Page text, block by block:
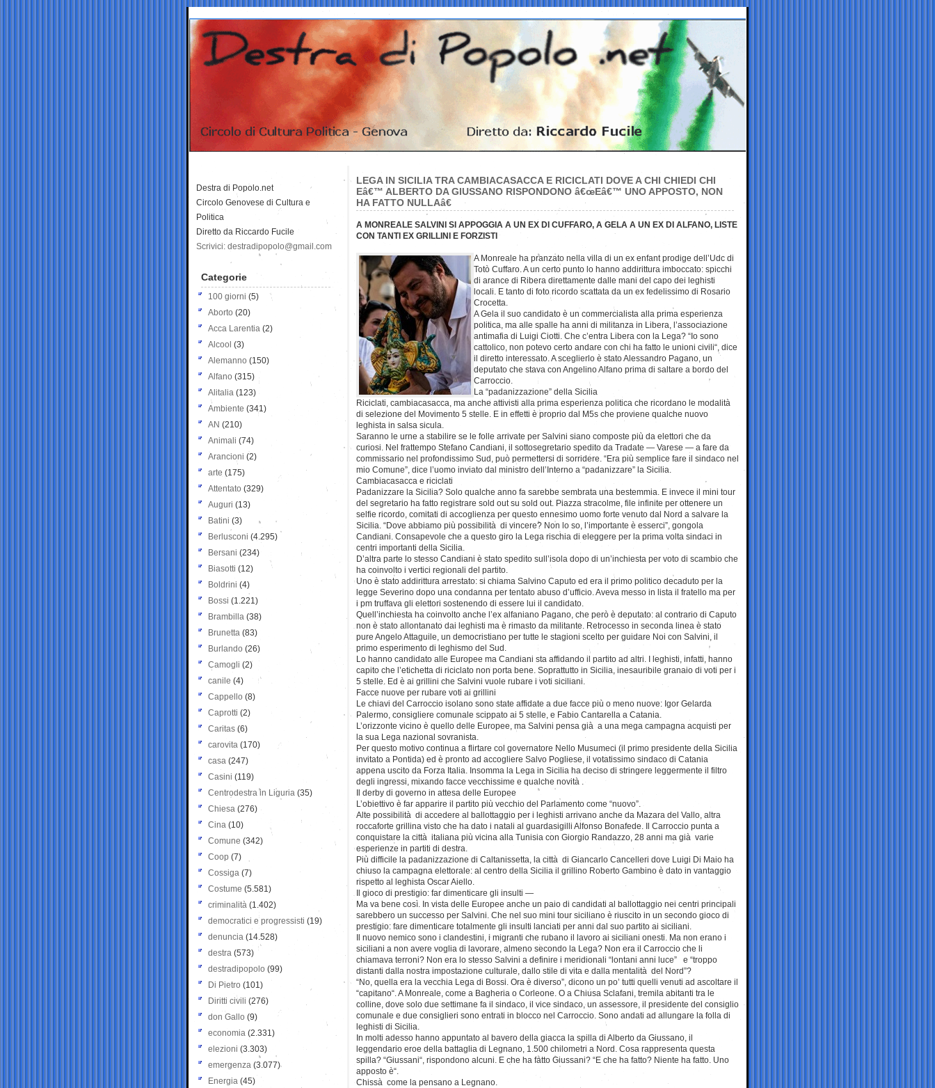
LEGA IN SICILIA TRA CAMBIACASACCA E RICICLATI DOVE A CHI CHIEDI CHI
Eâ€™ ALBERTO DA GIUSSANO RISPONDONO â€œEâ€™ UNO APPOSTO, NON
HA FATTO NULLAâ€
A MONREALE SALVINI SI APPOGGIA A UN EX DI CUFFARO, A GELA A UN EX DI ALFANO, LISTE
CON TANTI EX GRILLINI E FORZISTI
A Monreale ha pranzato nella villa di un ex enfant prodige dell’Udc di
Totò Cuffaro. A un certo punto lo hanno addirittura imboccato: spicchi
di arance di Ribera direttamente dalle mani del capo dei leghisti
locali. E tanto di foto ricordo scattata da un ex fedelissimo di Rosario
Crocetta.
A Gela il suo candidato è un commercialista alla prima esperienza
politica, ma alle spalle ha anni di militanza in Libera, l’associazione
antimafia di Luigi Ciotti. Che c’entra Libera con la Lega? “Io sono
cattolico, non potevo certo andare con chi ha fatto le unioni civili“, dice
il diretto interessato. A sceglierlo è stato Alessandro Pagano, un
deputato che stava con Angelino Alfano prima di saltare a bordo del
Carroccio.
La “padanizzazione” della Sicilia
Riciclati, cambiacasacca, ma anche attivisti alla prima esperienza politica che ricordano le modalità
di selezione del Movimento 5 stelle. E in effetti è proprio dal M5s che proviene qualche nuovo
leghista in salsa sicula.
Saranno le urne a stabilire se le folle arrivate per Salvini siano composte più da elettori che da
curiosi. Nel frattempo Stefano Candiani, il sottosegretario spedito da Tradate — Varese — a fare da
commissario nel profondissimo Sud, può permettersi di sorridere. “Era più semplice fare il sindaco nel
mio Comune”, dice l’uomo inviato dal ministro dell’Interno a “padanizzare” la Sicilia.
Cambiacasacca e riciclati
Padanizzare la Sicilia? Solo qualche anno fa sarebbe sembrata una bestemmia. E invece il mini tour
del segretario ha fatto registrare sold out su sold out. Piazza stracolme, file infinite per ottenere un
selfie ricordo, comitati di accoglienza per questo ennesimo uomo forte venuto dal Nord a salvare la
Sicilia. “Dove abbiamo più possibilità di vincere? Non lo so, l’importante è esserci”, gongola
Candiani. Consapevole che a questo giro la Lega rischia di eleggere per la prima volta sindaci in
centri importanti della Sicilia.
D’altra parte lo stesso Candiani è stato spedito sull’isola dopo di un’inchiesta per voto di scambio che
ha coinvolto i vertici regionali del partito.
Uno è stato addirittura arrestato: si chiama Salvino Caputo ed era il primo politico decaduto per la
legge Severino dopo una condanna per tentato abuso d’ufficio. Aveva messo in lista il fratello ma per
i pm truffava gli elettori sostenendo di essere lui il candidato.
Quell’inchiesta ha coinvolto anche l’ex alfaniano Pagano, che però è deputato: al contrario di Caputo
non è stato allontanato dai leghisti ma è rimasto da militante. Retrocesso in seconda linea è stato
pure Angelo Attaguile, un democristiano per tutte le stagioni scelto per guidare Noi con Salvini, il
primo esperimento di leghismo del Sud.
Lo hanno candidato alle Europee ma Candiani sta affidando il partito ad altri. I leghisti, infatti, hanno
capito che l’etichetta di riciclato non porta bene. Soprattutto in Sicilia, inesauribile granaio di voti per i
5 stelle. Ed è ai grillini che Salvini vuole rubare i voti siciliani.
Facce nuove per rubare voti ai grillini
Le chiavi del Carroccio isolano sono state affidate a due facce più o meno nuove: Igor Gelarda
Palermo, consigliere comunale scippato ai 5 stelle, e Fabio Cantarella a Catania.
L’orizzonte vicino è quello delle Europee, ma Salvini pensa già a una mega campagna acquisti per
la sua Lega nazional sovranista.
Per questo motivo continua a flirtare col governatore Nello Musumeci (il primo presidente della Sicilia
invitato a Pontida) ed è pronto ad accogliere Salvo Pogliese, il votatissimo sindaco di Catania
appena uscito da Forza Italia. Insomma la Lega in Sicilia ha deciso di stringere leggermente il filtro
degli ingressi, mixando facce vecchissime e qualche novità .
Il derby di governo in attesa delle Europee
L’obiettivo è far apparire il partito più vecchio del Parlamento come “nuovo”.
Alte possibilità di accedere al ballottaggio per i leghisti arrivano anche da Mazara del Vallo, altra
roccaforte grillina visto che ha dato i natali al guardasigilli Alfonso Bonafede. Il Carroccio punta a
conquistare la città italiana più vicina alla Tunisia con Giorgio Randazzo, 28 anni ma già varie
esperienze in partiti di destra.
Più difficile la padanizzazione di Caltanissetta, la città di Giancarlo Cancelleri dove Luigi Di Maio ha
chiuso la campagna elettorale: al centro della Sicilia il grillino Roberto Gambino è dato in vantaggio
rispetto al leghista Oscar Aiello.
Il gioco di prestigio: far dimenticare gli insulti —
Ma va bene così. In vista delle Europee anche un paio di candidati al ballottaggio nei centri principali
sarebbero un successo per Salvini. Che nel suo mini tour siciliano è riuscito in un secondo gioco di
prestigio: fare dimenticare totalmente gli insulti lanciati per anni dal suo partito ai siciliani.
Il nuovo nemico sono i clandestini, i migranti che rubano il lavoro ai siciliani onesti. Ma non erano i
siciliani a non avere voglia di lavorare, almeno secondo la Lega? Non era il Carroccio che li
chiamava terroni? Non era lo stesso Salvini a definire i meridionali “lontani anni luce” e “troppo
distanti dalla nostra impostazione culturale, dallo stile di vita e dalla mentalità del Nord”?
“No, quella era la vecchia Lega di Bossi. Ora è diverso”, dicono un po’ tutti quelli venuti ad ascoltare il
“capitano“. A Monreale, come a Bagheria o Corleone. O a Chiusa Sclafani, tremila abitanti tra le
colline, dove solo due settimane fa il sindaco, il vice sindaco, un assessore, il presidente del consiglio
comunale e due consiglieri sono entrati in blocco nel Carroccio. Sono andati ad allungare la folla di
leghisti di Sicilia.
In molti adesso hanno appuntato al bavero della giacca la spilla di Alberto da Giussano, il
leggendario eroe della battaglia di Legnano, 1.500 chilometri a Nord. Cosa rappresenta questa
spilla? “Giussani“, rispondono alcuni. E che ha fatto Giussani? “E che ha fatto? Niente ha fatto. Uno
apposto è“.
Chissà come la pensano a Legnano.
Destra di Popolo.net
Circolo Genovese di Cultura e
Politica
Diretto da Riccardo Fucile
Scrivici: destradipopolo@gmail.com
Categorie
100 giorni (5)
Aborto (20)
Acca Larentia (2)
Alcool (3)
Alemanno (150)
Alfano (315)
Alitalia (123)
Ambiente (341)
AN (210)
Animali (74)
Arancioni (2)
arte (175)
Attentato (329)
Auguri (13)
Batini (3)
Berlusconi (4.295)
Bersani (234)
Biasotti (12)
Boldrini (4)
Bossi (1.221)
Brambilla (38)
Brunetta (83)
Burlando (26)
Camogli (2)
canile (4)
Cappello (8)
Caprotti (2)
Caritas (6)
carovita (170)
casa (247)
Casini (119)
Centrodestra in Liguria (35)
Chiesa (276)
Cina (10)
Comune (342)
Coop (7)
Cossiga (7)
Costume (5.581)
criminalità (1.402)
democratici e progressisti (19)
denuncia (14.528)
destra (573)
destradipopolo (99)
Di Pietro (101)
Diritti civili (276)
don Gallo (9)
economia (2.331)
elezioni (3.303)
emergenza (3.077)
Energia (45)